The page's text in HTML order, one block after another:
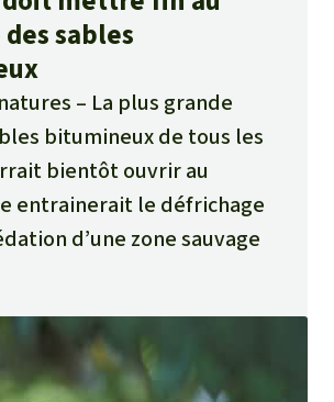
sables
La plus grande
bitumineux de tous les
bientôt ouvrir au
entrainerait le défrichage
d’une zone sauvage